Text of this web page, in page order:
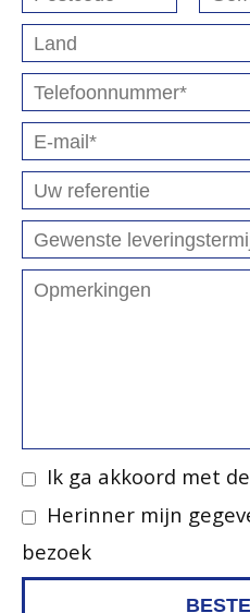
Ik ga akkoord met de
Herinner mijn
bezoek